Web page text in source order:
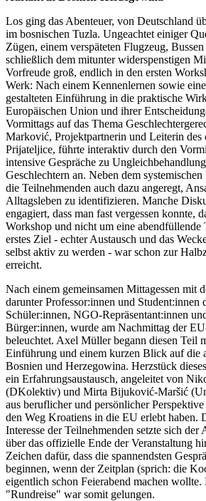
Los ging das Abenteuer, von Deutschland
im bosnischen Tuzla. Ungeachtet einiger
Zügen, einem verspäteten Flugzeug,
schließlich dem mitunter widerspenstigen
Vorfreude groß, endlich in den ersten
Werk: Nach einem Kennenlernen sowie
gestalteten Einführung in die praktische
Europäischen Union und ihrer
Vormittags auf das Thema
Marković, Projektpartnerin und Leiterin des
Prijateljice, führte interaktiv durch den
intensive Gespräche zu
Geschlechtern an. Neben dem
die Teilnehmenden auch dazu angeregt,
Alltagsleben zu identifizieren. Manche
engagiert, dass man fast vergessen konnte,
Workshop und nicht um eine abendfüllende
erstes Ziel - echter Austausch und das
selbst aktiv zu werden - war schon zur
erreicht.
Nach einem gemeinsamen Mittagessen mit
darunter Professor:innen und Student:innen
Schüler:innen, NGO-Repräsentant:innen
Bürger:innen, wurde am Nachmittag der
beleuchtet. Axel Müller begann diesen Teil
Einführung und einem kurzen Blick auf die
Bosnien und Herzegowina. Herzstück
ein Erfahrungsaustausch, angeleitet von
(DKolektiv) und Mirta Bijuković-Maršić
aus beruflicher und persönlicher
den Weg Kroatiens in die EU erlebt haben.
Interesse der Teilnehmenden setzte sich der
über das offizielle Ende der Veranstaltung
Zeichen dafür, dass die spannendsten
beginnen, wenn der Zeitplan (sprich: die
eigentlich schon Feierabend machen
"Rundreise" war somit gelungen.